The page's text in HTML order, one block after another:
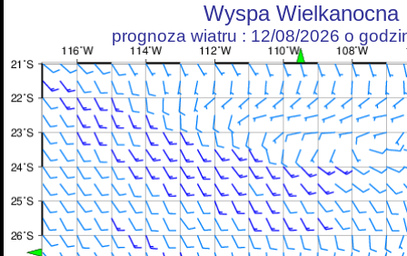
Wyspa Wielkanocna
prognoza wiatru : 12/08/2026 o